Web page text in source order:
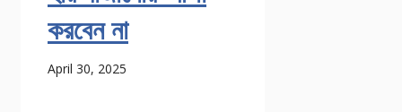
করবেন না
April 30, 2025